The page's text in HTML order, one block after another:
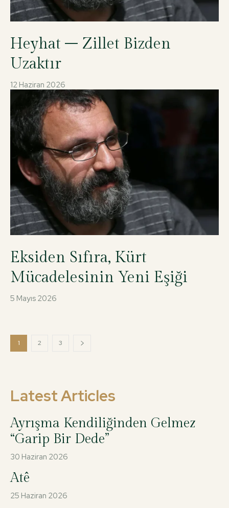
Heyhat – Zillet Bizden
Uzaktır
12 Haziran 2026
Eksiden Sıfıra, Kürt
Mücadelesinin Yeni Eşiği
5 Mayıs 2026
1 2 3
Latest Articles
Ayrışma Kendiliğinden Gelmez
“Garip Bir Dede”
30 Haziran 2026
Atê
25 Haziran 2026